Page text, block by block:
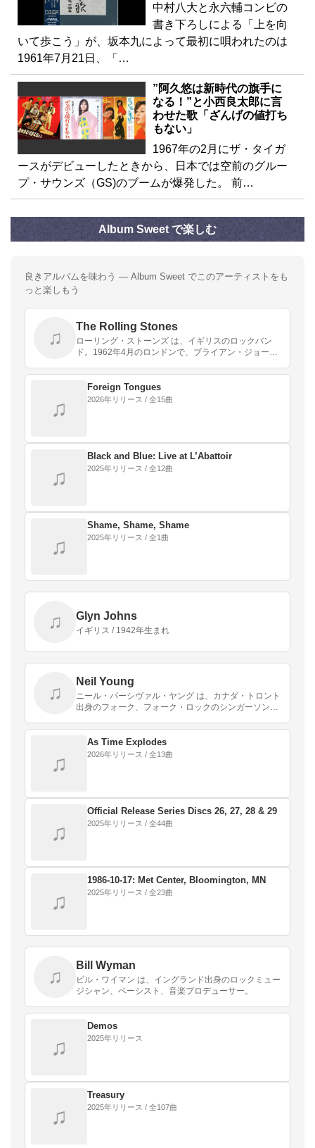
中村八大と永六輔コンビの
書き下ろしによる「上を向
いて歩こう」が、坂本九によって最初に唄われたのは
1961年7月21日、「…
”阿久悠は新時代の旗手に
なる！”と小西良太郎に言
わせた歌「ざんげの値打ち
もない」
1967年の2月にザ・タイガ
ースがデビューしたときから、日本では空前のグルー
プ・サウンズ（GS)のブームが爆発した。 前…
Album Sweet で楽しむ
良きアルバムを味わう — Album Sweet でこのアーティストをも
っと楽しもう
♫
The Rolling Stones
ローリング・ストーンズ は、イギリスのロックバン
ド。1962年4月のロンドンで、ブライアン・ジョーン
ス・リチャーズによって結成、その後間もなくビル・
ワイ…
♫
Foreign Tongues
2026年リリース / 全15曲
♫
Black and Blue: Live at L’Abattoir
2025年リリース / 全12曲
♫
Shame, Shame, Shame
2025年リリース / 全1曲
♫ Glyn Johns
イギリス / 1942年生まれ
♫
Neil Young
ニール・パーシヴァル・ヤング は、カナダ・トロント
出身のフォーク、フォーク・ロックのシンガーソング
&ヤングやバッファロー・スプリングフィールドのメ
ンバー…
♫
As Time Explodes
2026年リリース / 全13曲
♫
Official Release Series Discs 26, 27, 28 & 29
2025年リリース / 全44曲
♫
1986-10-17: Met Center, Bloomington, MN
2025年リリース / 全23曲
♫
Bill Wyman
ビル・ワイマン は、イングランド出身のロックミュー
ジシャン、ベーシスト、音楽プロデューサー。
♫
Demos
2025年リリース
♫
Treasury
2025年リリース / 全107曲